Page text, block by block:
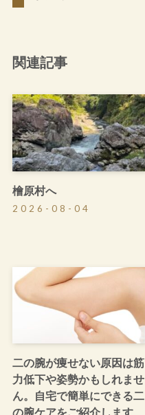
関連記事
檜原村へ
2026-08-04
二の腕が痩せない原因は筋
力低下や姿勢かもしれませ
ん。自宅で簡単にできる二
の腕ケアをご紹介します